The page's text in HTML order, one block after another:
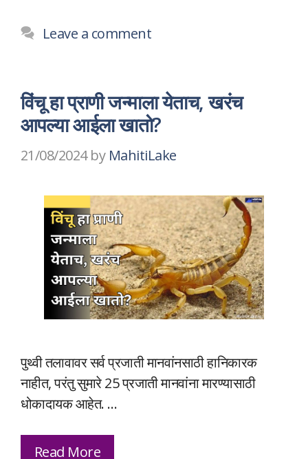
Leave a comment
विंचू हा प्राणी जन्माला येताच, खरंच
आपल्या आईला खातो?
21/08/2024 by MahitiLake
पुथ्वी तलावावर सर्व प्रजाती मानवांनसाठी हानिकारक
नाहीत, परंतु सुमारे 25 प्रजाती मानवांना मारण्यासाठी
धोकादायक आहेत. …
Read More